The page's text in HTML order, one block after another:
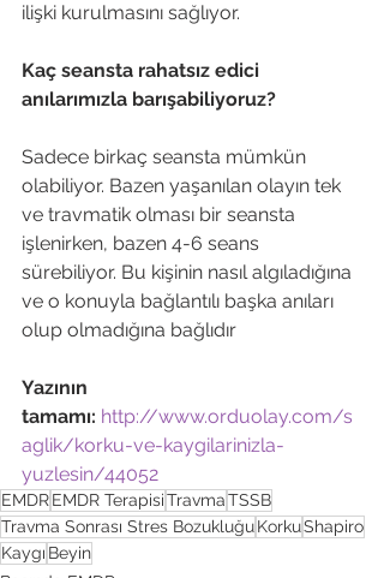
ilişki kurulmasını sağlıyor.
Kaç seansta rahatsız edici
anılarımızla barışabiliyoruz?
Sadece birkaç seansta mümkün
olabiliyor. Bazen yaşanılan olayın tek
ve travmatik olması bir seansta
işlenirken, bazen 4-6 seans
sürebiliyor. Bu kişinin nasıl algıladığına
ve o konuyla bağlantılı başka anıları
olup olmadığına bağlıdır
Yazının
tamamı: http://www.orduolay.com/s
aglik/korku-ve-kaygilarinizla-
yuzlesin/44052
EMDREMDR TerapisiTravmaTSSB
Travma Sonrası Stres BozukluğuKorkuShapiro
Kaygı Beyin